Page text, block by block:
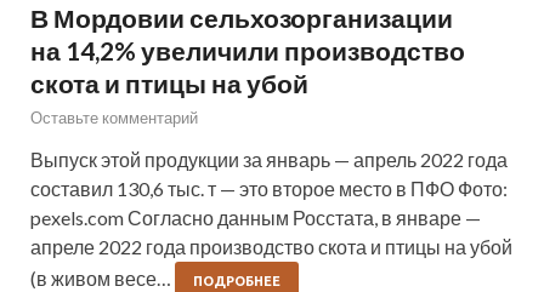
В Мордовии сельхозорганизации
на 14,2% увеличили производство
скота и птицы на убой
Оставьте комментарий
Выпуск этой продукции за январь — апрель 2022 года
составил 130,6 тыс. т — это второе место в ПФО Фото:
pexels.com Согласно данным Росстата, в январе —
апреле 2022 года производство скота и птицы на убой
(в живом весе…
ПОДРОБНЕЕ